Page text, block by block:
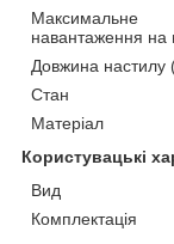
Максимальне
навантаження на
Довжина настилу
Стан
Матеріал
Користувацькi
Вид
Комплектація